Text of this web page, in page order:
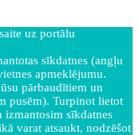
uz portālu
sīkdatnes (angļu
apmeklējumu.
pārbaudītiem un
pusēm). Turpinot lietot
izmantosim sīkdatnes
varat atsaukt, nodzēšot